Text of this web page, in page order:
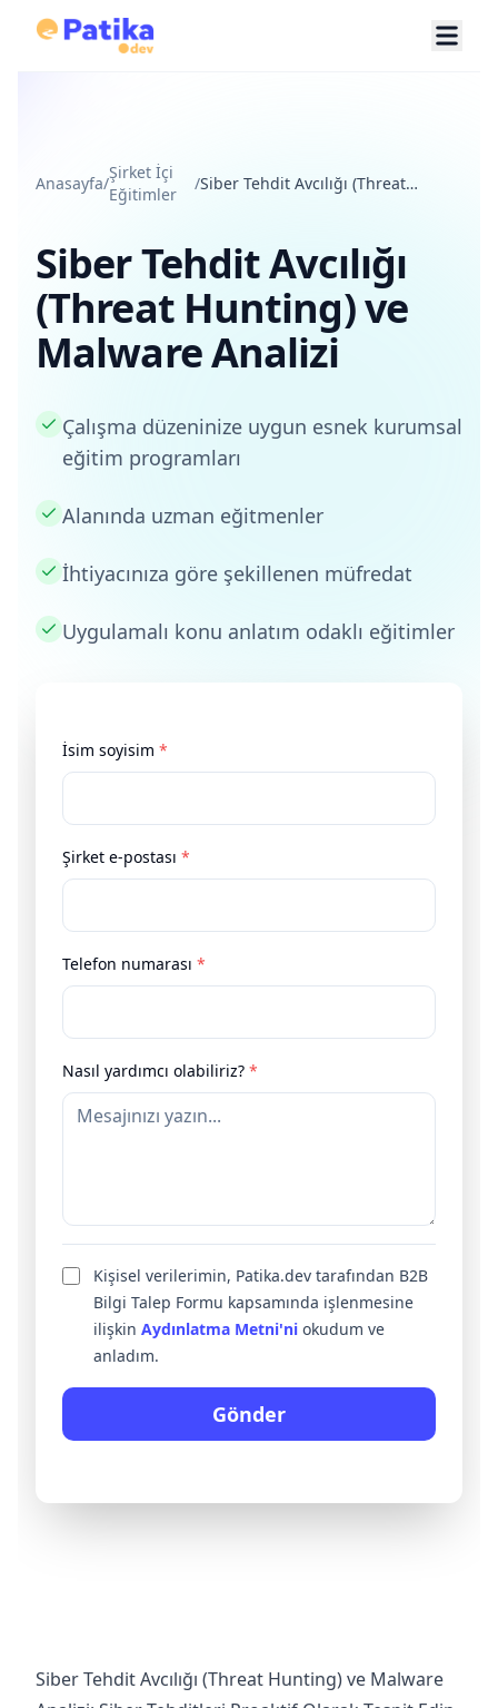
Anasayfa/
Şirket İçi
Eğitimler
/Siber Tehdit Avcılığı (Threat
Siber Tehdit Avcılığı
(Threat Hunting) ve
Malware Analizi
Çalışma düzeninize uygun esnek kurumsal
eğitim programları
Alanında uzman eğitmenler
İhtiyacınıza göre şekillenen müfredat
Uygulamalı konu anlatım odaklı eğitimler
İsim soyisim *
Şirket e-postası *
Telefon numarası *
Nasıl yardımcı olabiliriz? *
Kişisel verilerimin, Patika.dev tarafından B2B
Bilgi Talep Formu kapsamında işlenmesine
ilişkin Aydınlatma Metni'ni okudum ve
anladım.
Gönder
Siber Tehdit Avcılığı (Threat Hunting) ve Malware